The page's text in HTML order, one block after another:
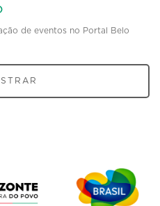
de eventos no Portal Belo